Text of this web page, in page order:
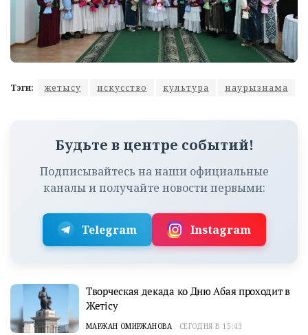
Тэги: жетысу искусство культура наурызнама
Будьте в центре событий!
Подписывайтесь на наши официальные
каналы и получайте новости первыми:
Telegram Instagram
Творческая декада ко Дню Абая проходит в
Жетісу
МАРЖАН ОМИРЖАНОВА СЕГОДНЯ В 15:43